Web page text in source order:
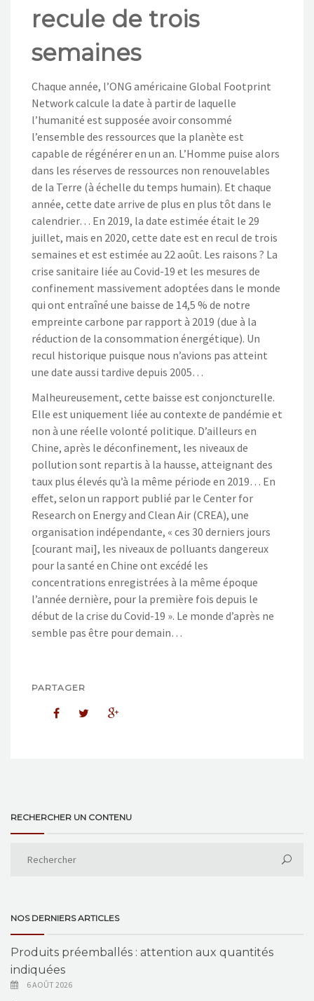
recule de trois
semaines
Chaque année, l’ONG américaine Global Footprint
Network calcule la date à partir de laquelle
l’humanité est supposée avoir consommé
l’ensemble des ressources que la planète est
capable de régénérer en un an. L’Homme puise alors
dans les réserves de ressources non renouvelables
de la Terre (à échelle du temps humain). Et chaque
année, cette date arrive de plus en plus tôt dans le
calendrier… En 2019, la date estimée était le 29
juillet, mais en 2020, cette date est en recul de trois
semaines et est estimée au 22 août. Les raisons ? La
crise sanitaire liée au Covid-19 et les mesures de
confinement massivement adoptées dans le monde
qui ont entraîné une baisse de 14,5 % de notre
empreinte carbone par rapport à 2019 (due à la
réduction de la consommation énergétique). Un
recul historique puisque nous n’avions pas atteint
une date aussi tardive depuis 2005…
Malheureusement, cette baisse est conjoncturelle.
Elle est uniquement liée au contexte de pandémie et
non à une réelle volonté politique. D’ailleurs en
Chine, après le déconfinement, les niveaux de
pollution sont repartis à la hausse, atteignant des
taux plus élevés qu’à la même période en 2019… En
effet, selon un rapport publié par le Center for
Research on Energy and Clean Air (CREA), une
organisation indépendante, « ces 30 derniers jours
[courant mai], les niveaux de polluants dangereux
pour la santé en Chine ont excédé les
concentrations enregistrées à la même époque
l’année dernière, pour la première fois depuis le
début de la crise du Covid-19 ». Le monde d’après ne
semble pas être pour demain…
PARTAGER
RECHERCHER UN CONTENU
NOS DERNIERS ARTICLES
Produits préemballés : attention aux quantités
indiquées
6 AOÛT 2026